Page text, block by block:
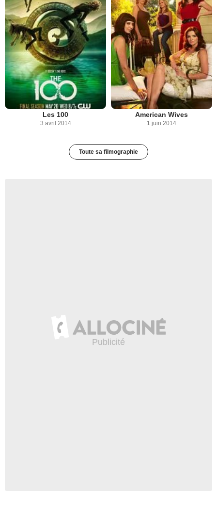
Les 100
3 avril 2014
American Wives
1 juin 2014
Toute sa filmographie